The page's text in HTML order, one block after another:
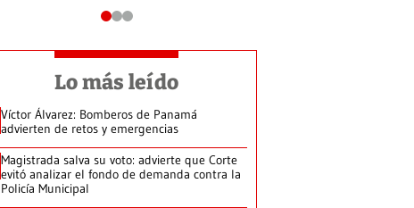
Lo más leído
Víctor Álvarez: Bomberos de Panamá
advierten de retos y emergencias
Magistrada salva su voto: advierte que Corte
evitó analizar el fondo de demanda contra la
Policía Municipal